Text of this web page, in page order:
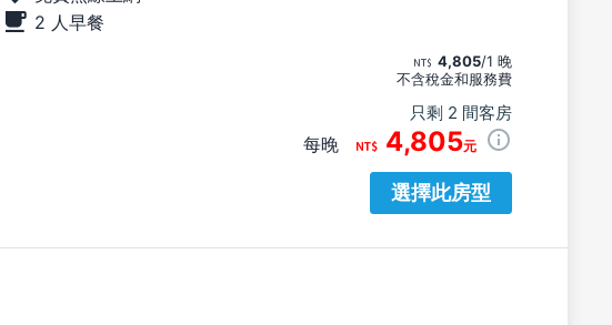
2 人早餐
4,805/1 晚
不含稅金和服務費
只剩 2 間客房
每晚 4,805元
選擇此房型